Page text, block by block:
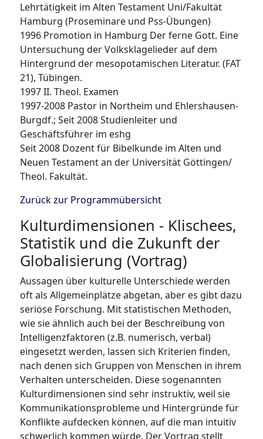
Lehrtätigkeit im Alten Testament Uni/Fakultät
Hamburg (Proseminare und Pss-Übungen)
1996 Promotion in Hamburg Der ferne Gott. Eine
Untersuchung der Volksklagelieder auf dem
Hintergrund der mesopotamischen Literatur. (FAT
21), Tübingen.
1997 II. Theol. Examen
1997-2008 Pastor in Northeim und Ehlershausen-
Burgdf.; Seit 2008 Studienleiter und
Geschäftsführer im eshg
Seit 2008 Dozent für Bibelkunde im Alten und
Neuen Testament an der Universität Göttingen/
Theol. Fakultät.
Zurück zur Programmübersicht
Kulturdimensionen - Klischees,
Statistik und die Zukunft der
Globalisierung (Vortrag)
Aussagen über kulturelle Unterschiede werden
oft als Allgemeinplätze abgetan, aber es gibt dazu
seriöse Forschung. Mit statistischen Methoden,
wie sie ähnlich auch bei der Beschreibung von
Intelligenzfaktoren (z.B. numerisch, verbal)
eingesetzt werden, lassen sich Kriterien finden,
nach denen sich Gruppen von Menschen in ihrem
Verhalten unterscheiden. Diese sogenannten
Kulturdimensionen sind sehr instruktiv, weil sie
Kommunikationsprobleme und Hintergründe für
Konflikte aufdecken können, auf die man intuitiv
schwerlich kommen würde. Der Vortrag stellt